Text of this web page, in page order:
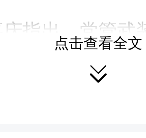
指出，党管武
根本原则，是巩
点击查看全文
